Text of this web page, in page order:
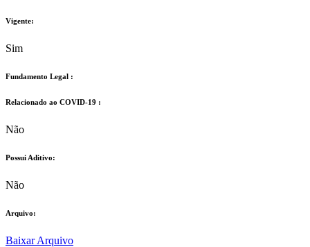
Vigente:
Sim
Fundamento Legal :​
Relacionado ao COVID-19 :​
Não
Possui Aditivo:​
Não
Arquivo:
Baixar Arquivo